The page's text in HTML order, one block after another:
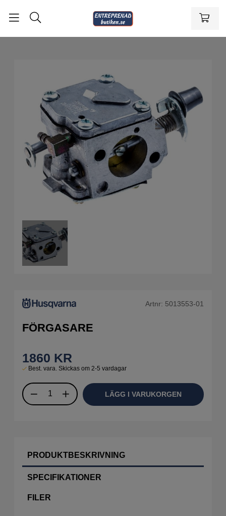
Artnr: 5013553-01
FÖRGASARE
1860 KR
Best. vara. Skickas om 2-5 vardagar
LÄGG I VARUKORGEN
PRODUKTBESKRIVNING
SPECIFIKATIONER
FILER